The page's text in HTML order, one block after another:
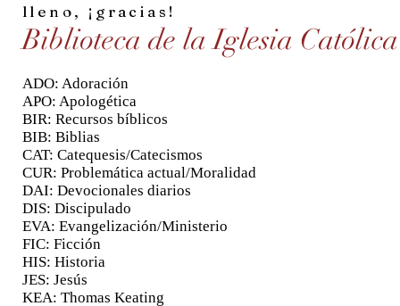
lleno, ¡gracias!
Biblioteca de la Iglesia
ADO: Adoración
APO: Apologética
BIR: Recursos bíblicos
BIB: Biblias
CAT: Catequesis/Catecismos
CUR: Problemática actual/Moralidad
DAI: Devocionales diarios
DIS: Discipulado
EVA: Evangelización/Ministerio
FIC: Ficción
HIS: Historia
JES: Jesús
KEA: Thomas Keating